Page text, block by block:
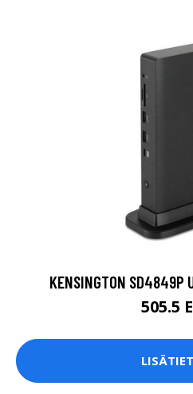
KENSINGTON SD4849P
505.5